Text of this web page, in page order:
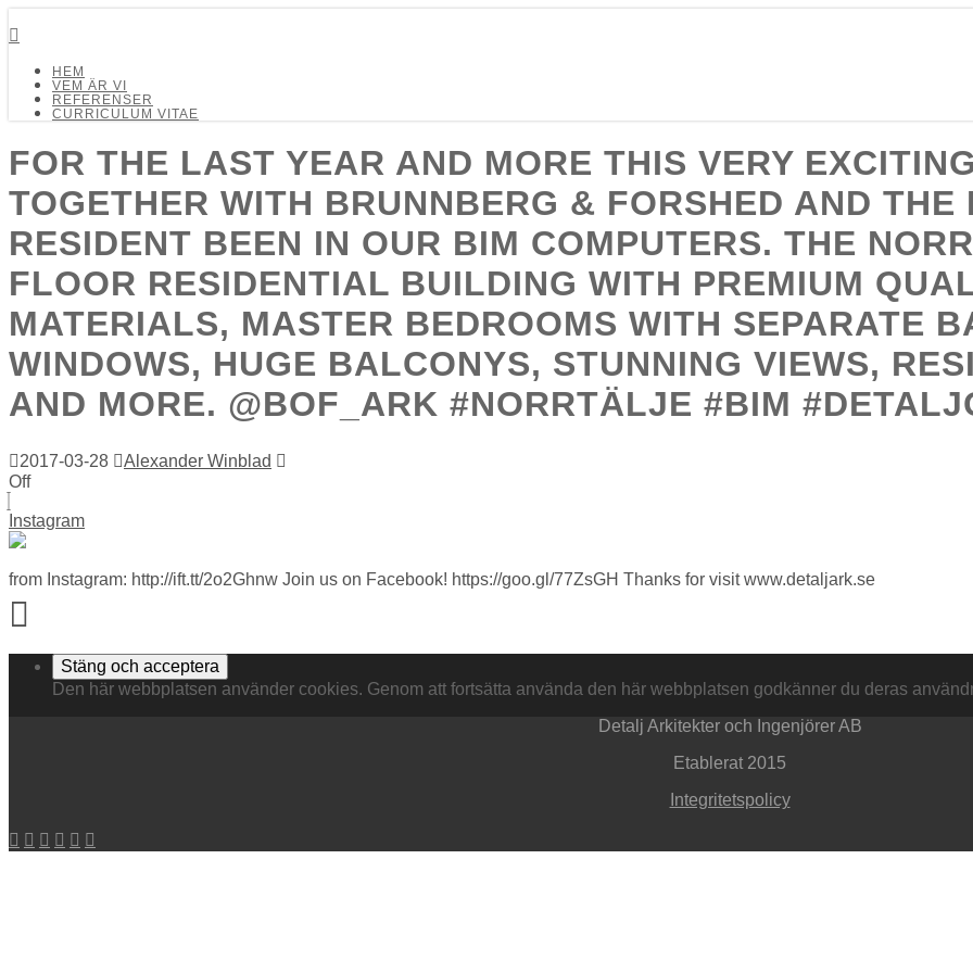
HEM
VEM ÄR VI
REFERENSER
CURRICULUM VITAE
FOR THE LAST YEAR AND MORE THIS VERY
TOGETHER WITH BRUNNBERG & FORSHED AND THE
RESIDENT BEEN IN OUR BIM COMPUTERS. THE
FLOOR RESIDENTIAL BUILDING WITH PREMIUM
MATERIALS, MASTER BEDROOMS WITH SEPARATE
WINDOWS, HUGE BALCONYS, STUNNING VIEWS,
AND MORE. @BOF_ARK #NORRTÄLJE #BIM
2017-03-28
Alexander Winblad
Off
Instagram
from Instagram: http://ift.tt/2o2Ghnw Join us on Facebook! https://goo.gl/77ZsGH Thanks for visit www.detaljark.se
Den här webbplatsen använder cookies. Genom att fortsätta använda den här webbplatsen godkänner du deras
Detalj Arkitekter och Ingenjörer AB
Etablerat 2015
Integritetspolicy